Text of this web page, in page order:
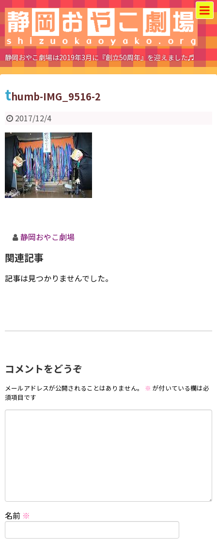
静岡おやこ劇場は2019年3月に『創立50周年』を迎えました♬
thumb-IMG_9516-2
2017/12/4
静岡おやこ劇場
関連記事
記事は見つかりませんでした。
コメントをどうぞ
メールアドレスが公開されることはありません。 ※ が付いている欄は必
須項目です
名前 ※